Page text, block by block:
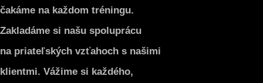
čakáme na každom tréningu.
Zakladáme si našu spoluprácu
na priateľských vzťahoch s našimi
klientmi. Vážime si každého,